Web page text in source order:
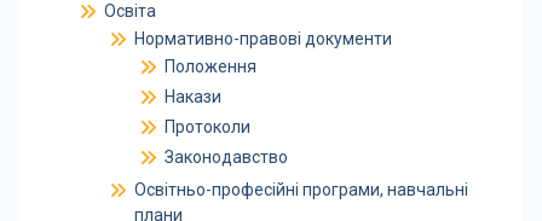
Освіта
Нормативно-правові документи
Положення
Накази
Протоколи
Законодавство
Освітньо-професійні програми, навчальні
плани